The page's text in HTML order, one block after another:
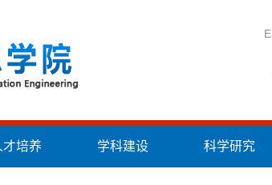
才培养 学科建设 科学研究